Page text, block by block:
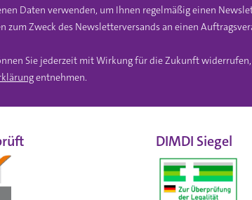
Daten verwenden, um Ihnen regelmäßig einen
Zweck des Newsletterversands an einen
Sie jederzeit mit Wirkung für die Zukunft
entnehmen.
DIMDI Siegel